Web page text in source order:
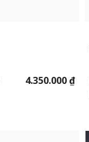
4.350.000 ₫